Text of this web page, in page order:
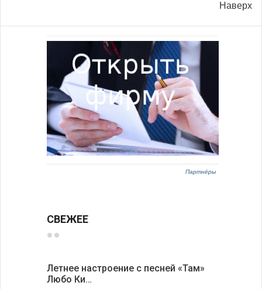
Наверх
Партнёры
СВЕЖЕЕ
Летнее настроение с песней «Там»
Любо Ки…